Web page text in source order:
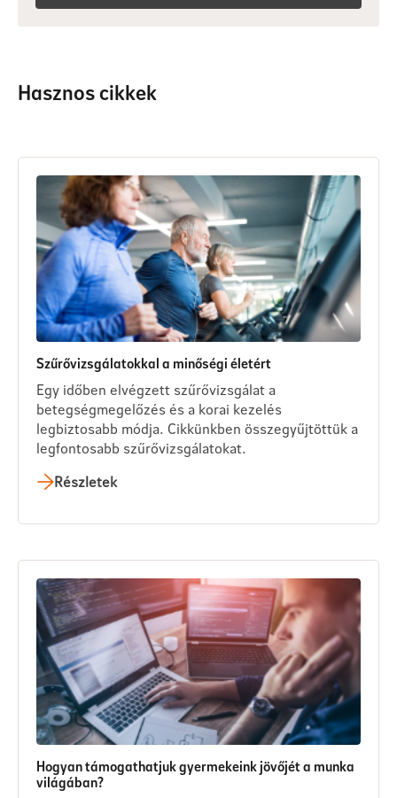
Hasznos cikkek
Szűrővizsgálatokkal a minőségi életért
Egy időben elvégzett szűrővizsgálat a
betegségmegelőzés és a korai kezelés
legbiztosabb módja. Cikkünkben összegyűjtöttük a
legfontosabb szűrővizsgálatokat.
Részletek
Hogyan támogathatjuk gyermekeink jövőjét a munka
világában?